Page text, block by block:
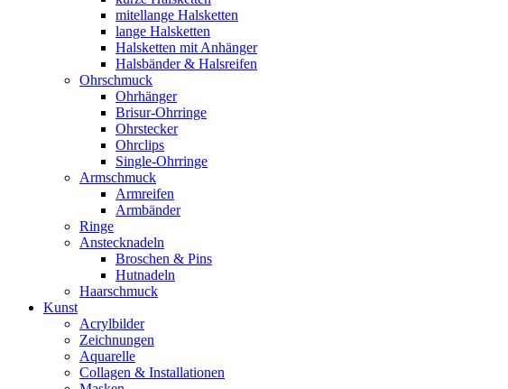
mitellange Halsketten
lange Halsketten
Halsketten mit Anhänger
Halsbänder & Halsreifen
Ohrschmuck
Ohrhänger
Brisur-Ohrringe
Ohrstecker
Ohrclips
Single-Ohrringe
Armschmuck
Armreifen
Armbänder
Ringe
Anstecknadeln
Broschen & Pins
Hutnadeln
Haarschmuck
Kunst
Acrylbilder
Zeichnungen
Aquarelle
Collagen & Installationen